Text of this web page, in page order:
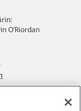
O’Riordan